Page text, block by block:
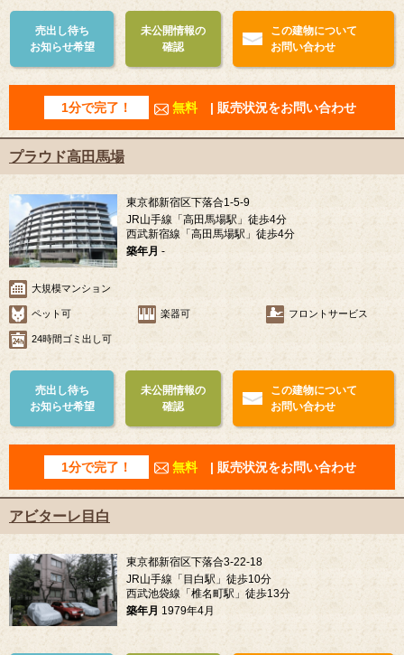
売出し待ち
お知らせ希望
未公開情報の
確認
この建物について
お問い合わせ
1分で完了！ 無料 | 販売状況をお問い合わせ
プラウド高田馬場
東京都新宿区下落合1-5-9
JR山手線「高田馬場駅」徒歩4分
西武新宿線「高田馬場駅」徒歩4分
築年月 -
大規模マンション
ペット可 楽器可 フロントサービス
24時間ゴミ出し可
売出し待ち
お知らせ希望
未公開情報の
確認
この建物について
お問い合わせ
1分で完了！ 無料 | 販売状況をお問い合わせ
アビターレ目白
東京都新宿区下落合3-22-18
JR山手線「目白駅」徒歩10分
西武池袋線「椎名町駅」徒歩13分
築年月 1979年4月